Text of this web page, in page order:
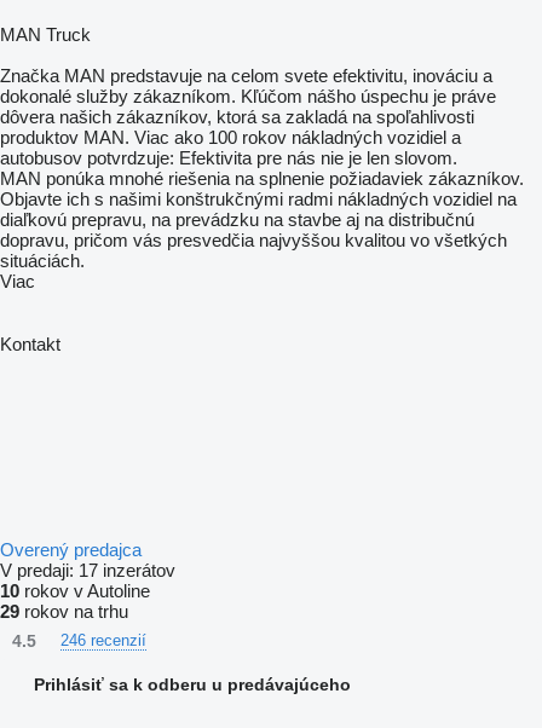
MAN Truck
Značka MAN predstavuje na celom svete efektivitu, inováciu a
dokonalé služby zákazníkom. Kľúčom nášho úspechu je práve
dôvera našich zákazníkov, ktorá sa zakladá na spoľahlivosti
produktov MAN. Viac ako 100 rokov nákladných vozidiel a
autobusov potvrdzuje: Efektivita pre nás nie je len slovom.
MAN ponúka mnohé riešenia na splnenie požiadaviek zákazníkov.
Objavte ich s našimi konštrukčnými radmi nákladných vozidiel na
diaľkovú prepravu, na prevádzku na stavbe aj na distribučnú
dopravu, pričom vás presvedčia najvyššou kvalitou vo všetkých
situáciách.
Viac
Kontakt
Overený predajca
V predaji: 17 inzerátov
10 rokov v Autoline
29 rokov na trhu
4.5 246 recenzií
Prihlásiť sa k odberu u predávajúceho